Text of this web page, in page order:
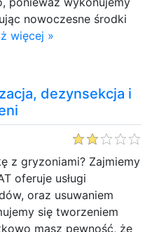
nowoczesne środki
więcej »
dezynsekcja i
z gryzoniami? Zajmiemy
oferuje usługi
oraz usuwaniem
się tworzeniem
masz pewność, że